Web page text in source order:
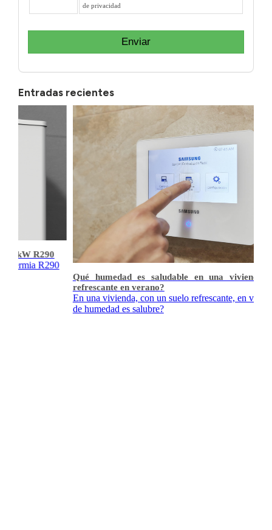
de privacidad
Enviar
Entradas recientes
R290
R290
Qué humedad es saludable en una vivienda con
refrescante en verano?
En una vivienda, con un suelo refrescante, en verano, que
de humedad es salubre?